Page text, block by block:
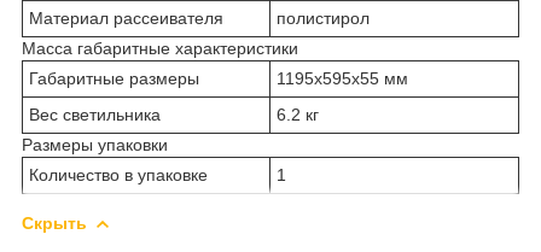
Материал рассеивателя
полистирол
Масса габаритные характеристики
Габаритные размеры
1195х595х55 мм
Вес светильника
6.2 кг
Размеры упаковки
Количество в упаковке
1
Скрыть